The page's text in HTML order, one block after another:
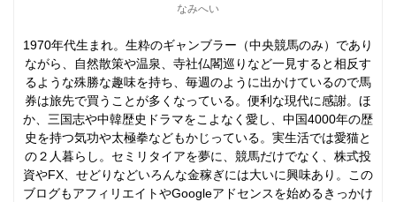
なみへい
1970年代生まれ。生粋のギャンブラー（中央競馬のみ）であり
ながら、自然散策や温泉、寺社仏閣巡りなど一見すると相反す
るような殊勝な趣味を持ち、毎週のように出かけているので馬
券は旅先で買うことが多くなっている。便利な現代に感謝。ほ
か、三国志や中韓歴史ドラマをこよなく愛し、中国4000年の歴
史を持つ気功や太極拳などもかじっている。実生活では愛猫と
の２人暮らし。セミリタイアを夢に、競馬だけでなく、株式投
資やFX、せどりなどいろんな金稼ぎには大いに興味あり。この
ブログもアフィリエイトやGoogleアドセンスを始めるきっかけ